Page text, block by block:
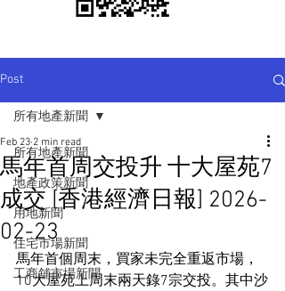
Post
所有地產新聞
地產政策新聞
用地新聞
住宅市場新聞
工商舖市場新聞
所有地產新聞
馬年首周交投升 十大屋苑7
成交 [香港經濟日報] 2026-
02-23
Feb 23 2 min read
馬年首個周末，買家未完全重返市場，
10大屋苑上周末兩天錄7宗交投。其中沙